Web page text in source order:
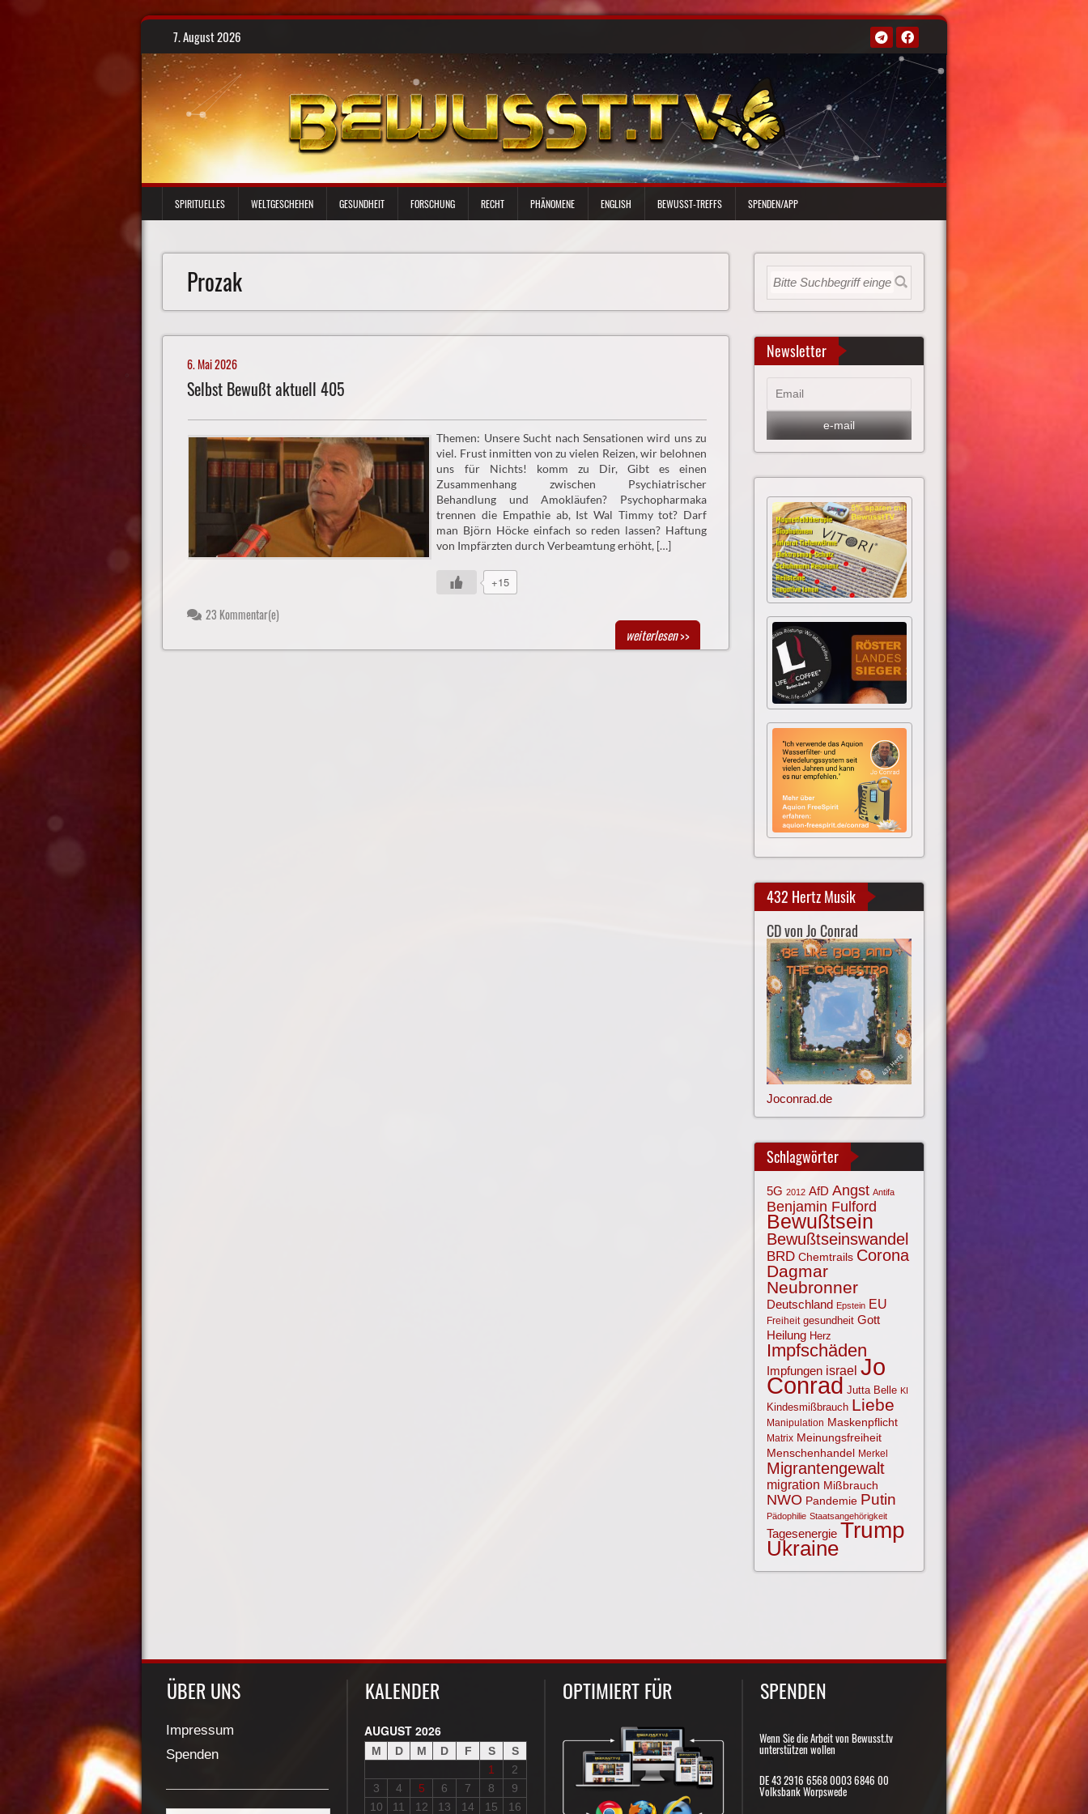
Skip
content
7. August 2026
SPIRITUELLES WELTGESCHEHEN GESUNDHEIT FORSCHUNG RECHT PHÄNOMENE ENGLISH BEWUSST-TREFFS SPENDEN/APP
Prozak
6. Mai 2026
Selbst Bewußt aktuell 405
Themen: Unsere Sucht nach Sensationen wird uns zu
viel. Frust inmitten von zu vielen Reizen, wir belohnen
uns für Nichts! komm zu Dir, Gibt es einen
Zusammenhang zwischen Psychiatrischer
Behandlung und Amokläufen? Psychopharmaka
trennen die Empathie ab, Ist Wal Timmy tot? Darf
man Björn Höcke einfach so reden lassen? Haftung
von Impfärzten durch Verbeamtung erhöht, […]
+15
23 Kommentar(e)
weiterlesen>>
Newsletter
432 Hertz Musik
CD von Jo Conrad
Joconrad.de
Schlagwörter
5G 2012 AfD Angst Antifa
Benjamin Fulford
Bewußtsein
Bewußtseinswandel
BRD Chemtrails Corona
Dagmar
Neubronner
Deutschland Epstein EU
Freiheit gesundheit Gott
Heilung Herz
Impfschäden
Impfungen israel Jo
Conrad Jutta Belle KI
Kindesmißbrauch Liebe
Manipulation Maskenpflicht
Matrix Meinungsfreiheit
Menschenhandel Merkel
Migrantengewalt
migration Mißbrauch
NWO Pandemie Putin
Pädophilie Staatsangehörigkeit
Tagesenergie Trump
Ukraine
ÜBER UNS
Impressum
Spenden
KALENDER
AUGUST 2026
M D M D F S
S
1
2
3
4 5 6 7 8
9
10
11 12 13 14 15 16
OPTIMIERT FÜR SPENDEN
Wenn Sie die Arbeit von Bewusst.tv
unterstützen wollen
DE 43 2916 6568 0003 6846 00
Volksbank Worpswede